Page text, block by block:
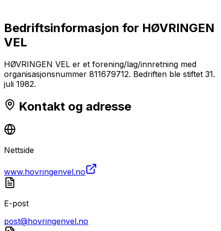
Bedriftsinformasjon for HØVRINGEN
VEL
HØVRINGEN VEL er et forening/lag/innretning med
organisasjonsnummer 811679712. Bedriften ble stiftet 31.
juli 1982.
Kontakt og adresse
Nettside
www.hovringenvel.no
E-post
post@hovringenvel.no